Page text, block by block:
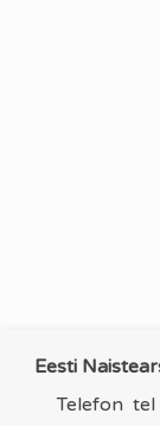
Eesti
Telefon tel